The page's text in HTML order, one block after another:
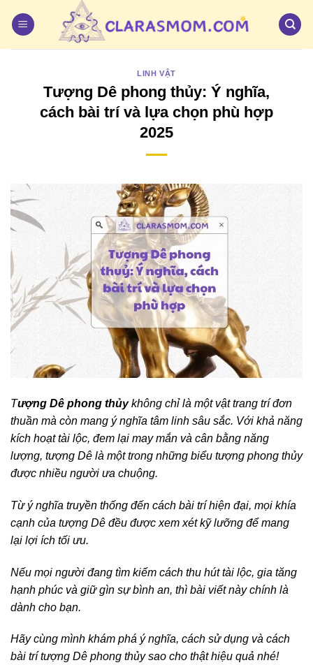
qua
LINH VẬT
Tượng Dê phong thủy: Ý nghĩa,
cách bài trí và lựa chọn phù hợp
2025
Tượng Dê phong thủykhông chỉ là một vật trang trí đơn
thuần mà còn mang ý nghĩa tâm linh sâu sắc. Với khả năng
kích hoạt tài lộc, đem lại may mắn và cân bằng năng
lượng, tượng Dê là một trong những biểu tượng phong thủy
được nhiều người ưa chuộng.
Từ ý nghĩa truyền thống đến cách bài trí hiện đại, mọi khía
cạnh của tượng Dê đều được xem xét kỹ lưỡng để mang
lại lợi ích tối ưu.
Nếu mọi người đang tìm kiếm cách thu hút tài lộc, gia tăng
hạnh phúc và giữ gìn sự bình an, thì bài viết này chính là
dành cho bạn.
Hãy cùng mình khám phá ý nghĩa, cách sử dụng và cách
bài trí tượng Dê phong thủy sao cho thật hiệu quả nhé!